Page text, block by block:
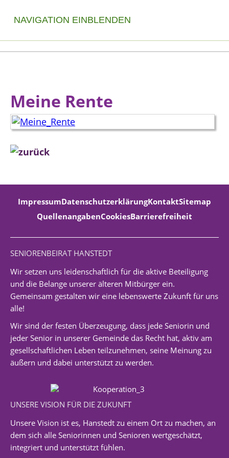
NAVIGATION EINBLENDEN
Meine Rente
ImpressumDatenschutzerklärungKontaktSitemap
QuellenangabenCookiesBarrierefreiheit
SENIORENBEIRAT HANSTEDT
Wir setzen uns leidenschaftlich für die aktive Beteiligung
und die Belange unserer älteren Mitbürger ein.
Gemeinsam gestalten wir eine lebenswerte Zukunft für uns
alle!
Wir sind der festen Überzeugung, dass jede Seniorin und
jeder Senior in unserer Gemeinde das Recht hat, aktiv am
gesellschaftlichen Leben teilzunehmen, seine Meinung zu
äußern und dabei unterstützt zu werden.
UNSERE VISION FÜR DIE ZUKUNFT
Unsere Vision ist es, Hanstedt zu einem Ort zu machen, an
dem sich alle Seniorinnen und Senioren wertgeschätzt,
integriert und unterstützt fühlen.